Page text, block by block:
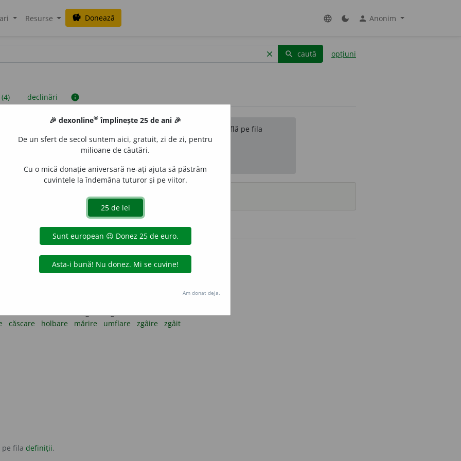
Resurse savings Donează language dark_mode person Anonim
clear search caută opțiuni
declinări info
sunt compilate de echipa dexonline. Definițiile originale se află pe fila
reordona filele pe pagina depreferințe.
surse
ei.
jupuit
mărire, umflare, zgâire, zgâit.
căscare holbare mărire umflare zgâire
zgâit
pe fila definiții.
🎉 dexonline® împlinește 25 de ani 🎉
De un sfert de secol suntem aici, gratuit, zi de zi, pentru
milioane de căutări.
Cu o mică donație aniversară ne-ați ajuta să păstrăm
cuvintele la îndemâna tuturor și pe viitor.
Am donat deja.